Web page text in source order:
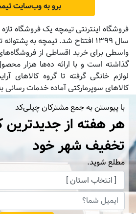
برو به وب‌سایت
فروشگاه اینترنتی تیمچه یک فروشگاه
سال ۱۳۹۹ افتتاح شد. تیمچه به
واسطی برای خرید اقساطی از
گذاشته است و با ارائه ده‌ها هزار
لوازم خانگی گرفته تا گروه کالاهای
کالاهای سوپرمارکتی آماده خدمات رسانی
با پیوستن به جمع مشترکان چیلی‌کد
هر هفته از
تخفیف شهر خود
مطلع شوید.